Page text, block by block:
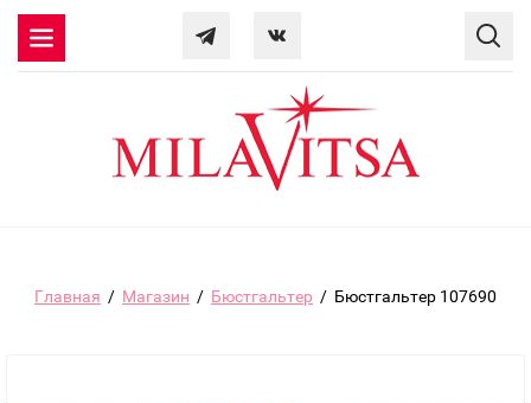
Главная / Магазин / Бюстгальтер / Бюстгальтер 107690